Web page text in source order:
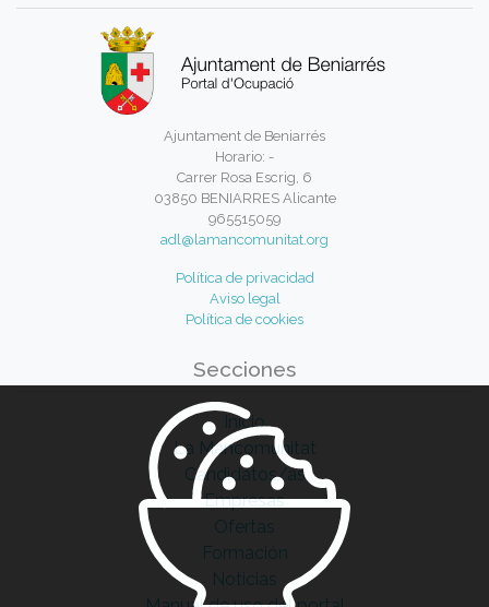
Ajuntament de Beniarrés
Horario: -
Carrer Rosa Escrig, 6
03850 BENIARRES Alicante
965515059
adl@lamancomunitat.org
Política de privacidad
Aviso legal
Política de cookies
Secciones
Inicio
La Mancomunitat
Candidatos/as
Empresas
Ofertas
Formación
Noticias